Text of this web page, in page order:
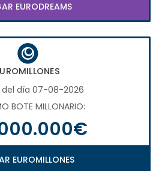
EURODREAMS
del día 07-08-2026
BOTE MILLONARIO:
EUROMILLONES